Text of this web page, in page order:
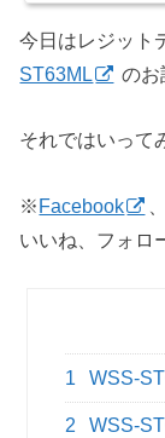
ですが
やイン
今日はレジット
ST63ML
のお
それではいって
※Facebook
いいね、フォロ
1 WSS-
2 WSS-